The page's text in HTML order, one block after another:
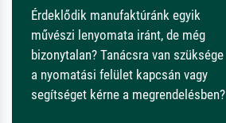
Érdeklődik manufaktúránk egyik
művészi lenyomata iránt, de még
bizonytalan? Tanácsra van szüksége
a nyomatási felület kapcsán vagy
segítséget kérne a megrendelésben?